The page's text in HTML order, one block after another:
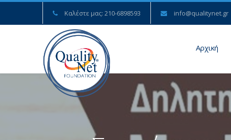
Καλέστε μας: 210-6898593 info@qualitynet.gr
Αρχική